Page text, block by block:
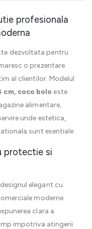
profesionala
dezvoltata pentru
o prezentare
al clientilor. Modelul
cm, coco bolo este
alimentare,
unde estetica,
sunt esentiale.
protectie si
elegant cu
moderne.
clara a
impotriva atingerii